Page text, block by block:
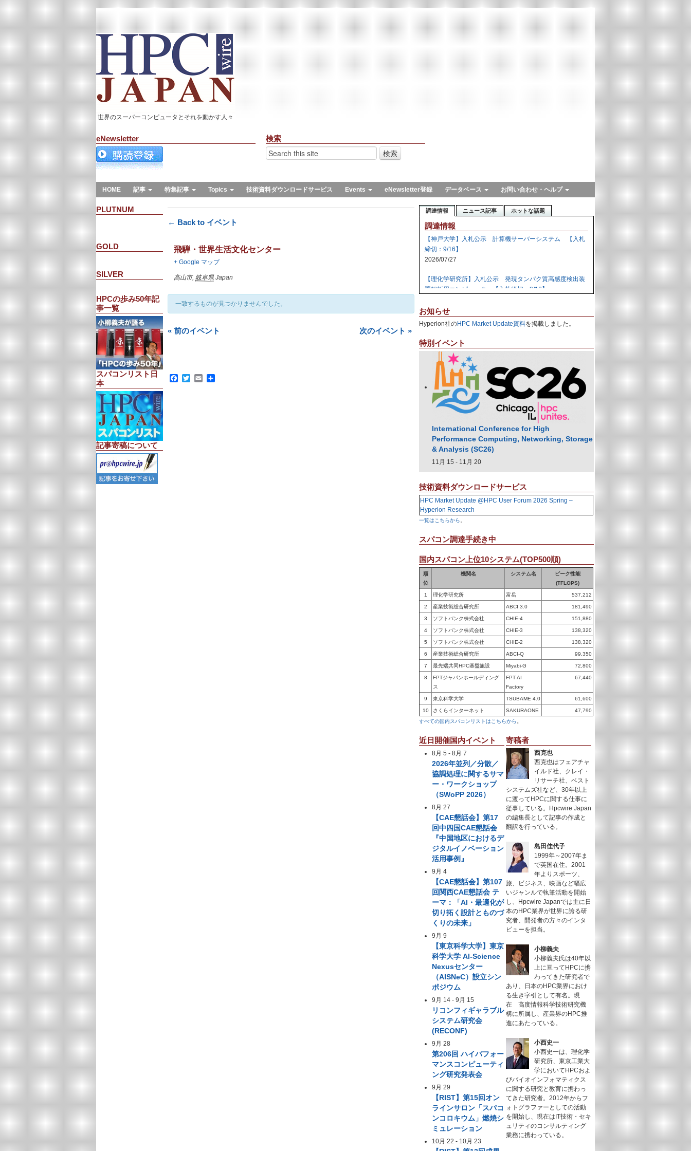
世界のスーパーコンピュータとそれを動かす人々
eNewsletter 検索
HOME 記事 特集記事 Topics 技術資料ダウンロードサービス Events eNewsletter登録 データベース お問い合わせ・ヘルプ
PLUTNUM
GOLD
SILVER
HPCの歩み50年記
事一覧
スパコンリスト日
本
記事寄稿について
← Back to イベント
飛騨・世界生活文化センター
+ Google マップ
高山市, 岐阜県 Japan
一致するものが見つかりませんでした。
イ
ベ
ス
ト
イ
ス
«前のイベント 次のイベント»
Facebook
TwitterEmail
共
調達情報 ニュース記事 ホットな話題
調達情報
【神戸大学】入札公示 計算機サーバーシステム 【入札
締切：9/16】
2026/07/27
【理化学研究所】入札公示 発現タンパク質高感度検出装
置解析用コンピュータ 【入札締切：9/16】
【日本原子力研究開発機構】資料招請 ＧＰＵ計算機シス
2026/07/24
【日本原子力研究開発機構】入札公示 炉心損傷解析用ク
ラスタ計算機の購入 【入札締切：9/29】
2026/07/23
【高知大学】落札公示 人工知能用計算ノード 【株式会
社エレパ】 31,988,000円
お知らせ
Hyperion社のHPC Market Update資料を掲載しました。
特別イベント
International Conference for High
Performance Computing, Networking, Storage
& Analysis (SC26)
11月 15 - 11月 20
技術資料ダウンロードサービス
HPC Market Update @HPC User Forum 2026 Spring –
Hyperion Research
一覧はこちらから
スパコン調達手続き中
国内スパコン上位10システム(TOP500順)
順
位
機関名 システム名
ピーク性能
(TFLOPS)
1 理化学研究所 富岳 537,212
2 産業技術総合研究所 ABCI 3.0 181,490
3 ソフトバンク株式会社 CHIE-4 151,880
4 ソフトバンク株式会社 CHIE-3 138,320
5 ソフトバンク株式会社 CHIE-2 138,320
6 産業技術総合研究所 ABCI-Q 99,350
7 最先端共同HPC基盤施設 Miyabi-G 72,800
8
FPTジャパンホールディング
ス
FPT AI
Factory
67,440
9 東京科学大学 TSUBAME 4.0 61,600
10 さくらインターネット SAKURAONE
47,790
すべての国内スパコンリストはこちらから
近日開催国内イベント
8月 5 -8月 7
2026年並列／分散／
協調処理に関するサマ
ー・ワークショップ
（SWoPP 2026）
8月 27
【CAE懇話会】第17
回中四国CAE懇話会
『中国地区におけるデ
ジタルイノベーション
活用事例』
9月 4
【CAE懇話会】第107
回関西CAE懇話会 テ
ーマ：「AI・最適化が
切り拓く設計とものづ
くりの未来」
9月 9
【東京科学大学】東京
科学大学 AI-Science
Nexusセンター
（AISNeC）設立シン
ポジウム
9月 14 -9月 15
リコンフィギャラブル
システム研究会
(RECONF)
9月 28
第206回 ハイパフォー
マンスコンピューティ
ング研究発表会
9月 29
【RIST】第15回オン
ラインサロン「スパコ
ンコロキウム」燃焼シ
ミュレーション
10月 22 - 10月 23
寄稿者
西克也
西克也はフェアチャ
イルド社、クレイ・
リサーチ社、ベスト
システムズ社など、30年以上
に渡ってHPCに関する仕事に
従事している。Hpcwire Japan
の編集長として記事の作成と
翻訳を行っている。
島田佳代子
1999年～2007年ま
で英国在住。2001
年よりスポーツ、
旅、ビジネス、映画など幅広
いジャンルで執筆活動を開始
し、Hpcwire Japanでは主に日
本のHPC業界が世界に誇る研
究者、開発者の方々のインタ
ビューを担当。
小柳義夫
小柳義夫氏は40年以
上に亘ってHPCに携
わってきた研究者で
あり、日本のHPC業界におけ
る生き字引として有名。現
在 高度情報科学技術研究機
構に所属し、産業界のHPC推
進にあたっている。
小西史一
小西史一は、理化学
研究所、東京工業大
学においてHPCおよ
びバイオインフォマティクス
に関する研究と教育に携わっ
てきた研究者。2012年からフ
ォトグラファーとしての活動
を開始し、現在はIT技術・セキ
ュリティのコンサルティング
業務に携わっている。